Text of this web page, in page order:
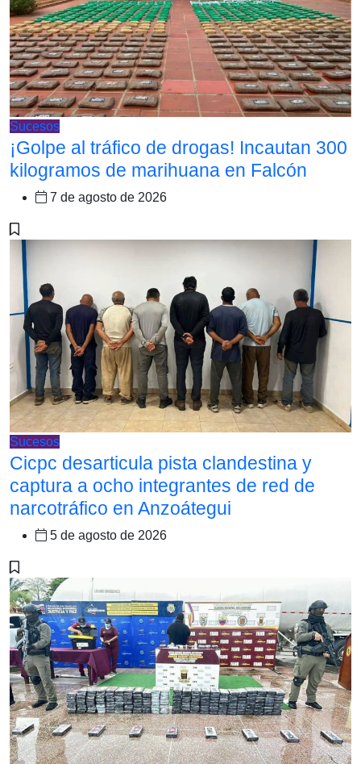
Sucesos
¡Golpe al tráfico de drogas! Incautan 300
kilogramos de marihuana en Falcón
7 de agosto de 2026
Sucesos
Cicpc desarticula pista clandestina y
captura a ocho integrantes de red de
narcotráfico en Anzoátegui
5 de agosto de 2026